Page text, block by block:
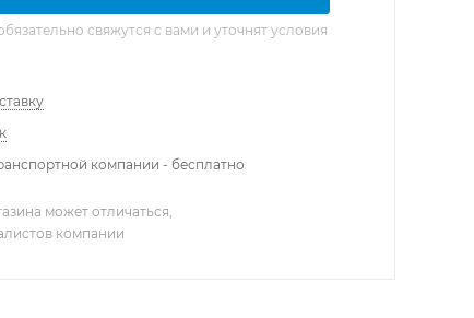
свяжутся с вами и уточнят условия
компании - бесплатно
может отличаться,
компании